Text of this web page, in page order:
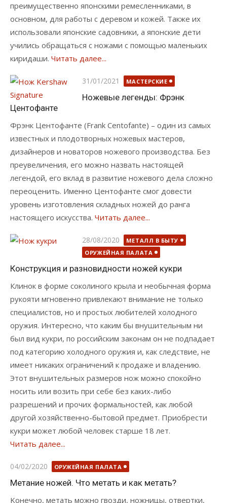
преимущественно японскими ремесленниками, в
основном, для работы с деревом и кожей. Также их
использовали японские садовники, а японские дети
учились обращаться с ножами с помощью маленьких
киридаши. Читать далее...
Опубликовано
31/01/2021 МАСТЕРСКИЕ
Ножевые легенды: Фрэнк
Центофанте
Фрэнк Центофанте (Frank Centofante) – один из самых
известных и плодотворных ножевых мастеров,
дизайнеров и новаторов ножевого производства. Без
преувеличения, его можно назвать настоящей
легендой, его вклад в развитие ножевого дела сложно
переоценить. Именно Центофанте смог довести
уровень изготовления складных ножей до ранга
настоящего искусства. Читать далее...
Опубликовано
28/08/2020
МЕТАЛЛ В БЫТУ
ОРУЖЕЙНАЯ ПАЛАТА
Конструкция и разновидности ножей кукри
Клинок в форме соколиного крыла и необычная форма
рукояти мгновенно привлекают внимание не только
специалистов, но и простых любителей холодного
оружия. Интересно, что каким бы внушительным ни
был вид кукри, по российским законам он не подпадает
под категорию холодного оружия и, как следствие, не
имеет никаких ограничений к продаже и владению.
Этот внушительных размеров нож можно спокойно
носить или возить при себе без каких-либо
разрешений и прочих формальностей, как любой
другой хозяйственно-бытовой предмет. Приобрести
кукри может любой человек старше 18 лет.
Читать далее...
Опубликовано
04/02/2020 ОРУЖЕЙНАЯ ПАЛАТА
Meтaниe нoжeй. Чтo мeтaть и кaк мeтaть?
Koнeчнo, мeтaть мoжнo гвoзди, нoжницы, oтвepтки,